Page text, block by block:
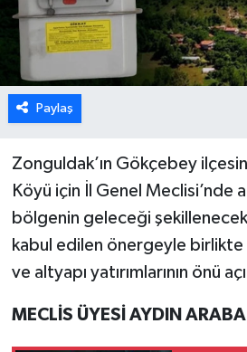
Paylaş
Zonguldak’ın Gökçebey
Köyü için İl Genel Meclisi’nde
bölgenin geleceği
kabul edilen önergeyle
ve altyapı yatırımlarının önü
MECLİS ÜYESİ AYDIN